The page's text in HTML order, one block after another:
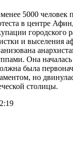
5000 человек
в центре
городского
и выселения
Она
была
но
столицы.